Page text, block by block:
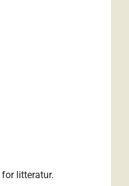
litteratur.